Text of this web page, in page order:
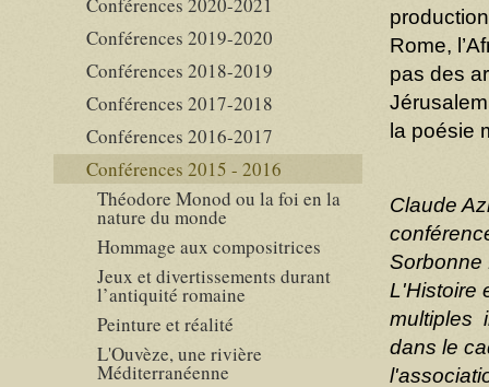
Rome,
pas des
la poésie
Claude
Sorbonne
L'Histoire
multiples
dans le
Conférences 2019-2020
Conférences 2018-2019
Conférences 2017-2018
Conférences 2016-2017
Conférences 2015 - 2016
Théodore Monod ou la foi en la
nature du monde
Hommage aux compositrices
Jeux et divertissements durant
l’antiquité romaine
Peinture et réalité
L'Ouvèze, une rivière
Méditerranéenne